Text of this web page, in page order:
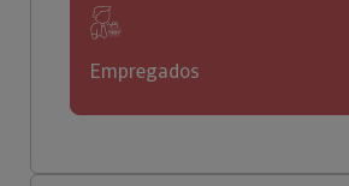
Empregados